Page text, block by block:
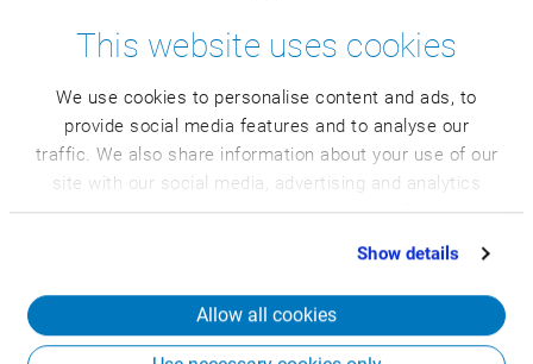
This website uses cookies
We use cookies to personalise content and ads, to
provide social media features and to analyse our
traffic. We also share information about your use of our
site with our social media, advertising and analytics
partners who may combine it with other information
that you’ve provided to them or that they’ve collected
Show details
Allow all cookies